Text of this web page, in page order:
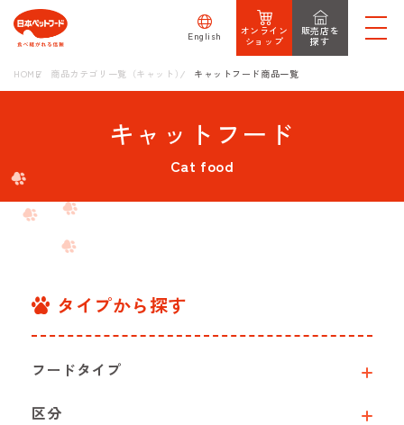
English
オンライン
ショップ
販売店を
探す
HOME 商品カテゴリ一覧（キャット） キャットフード商品一覧
キャットフード
Cat food
タイプから探す
フードタイプ
区分